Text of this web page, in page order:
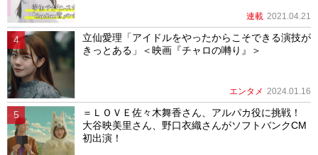
連載 2021.04.21
立仙愛理「アイドルをやったからこそできる演技が
きっとある」＜映画『チャロの囀り』＞
エンタメ 2024.01.16
＝ＬＯＶＥ佐々木舞香さん、アルパカ役に挑戦！
大谷映美里さん、野口衣織さんがソフトバンクCM
初出演！